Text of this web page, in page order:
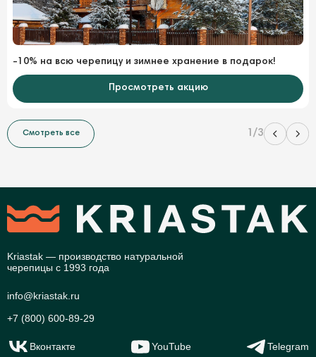
Смотреть все 1/3
-10% на всю черепицу и зимнее хранение в подарок!
Просмотреть акцию
Kriastak — производство натуральной
черепицы с 1993 года
info@kriastak.ru
+7 (800) 600-89-29
Вконтакте YouTube Telegram